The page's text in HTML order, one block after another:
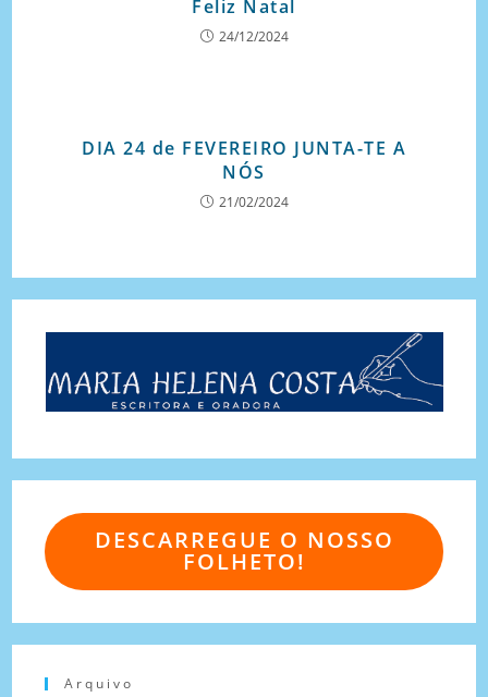
Feliz Natal
24/12/2024
DIA 24 de FEVEREIRO JUNTA-TE A
NÓS
21/02/2024
DESCARREGUE O NOSSO
FOLHETO!
Arquivo